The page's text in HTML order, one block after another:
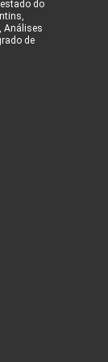
do
Análises
de